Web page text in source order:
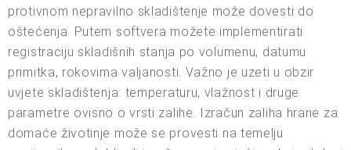
protivnom nepravilno skladištenje može dovesti do
oštećenja. Putem softvera možete implementirati
registraciju skladišnih stanja po volumenu, datumu
primitka, rokovima valjanosti. Važno je uzeti u obzir
uvjete skladištenja: temperaturu, vlažnost i druge
parametre ovisno o vrsti zalihe. Izračun zaliha hrane za
domaće životinje može se provesti na temelju